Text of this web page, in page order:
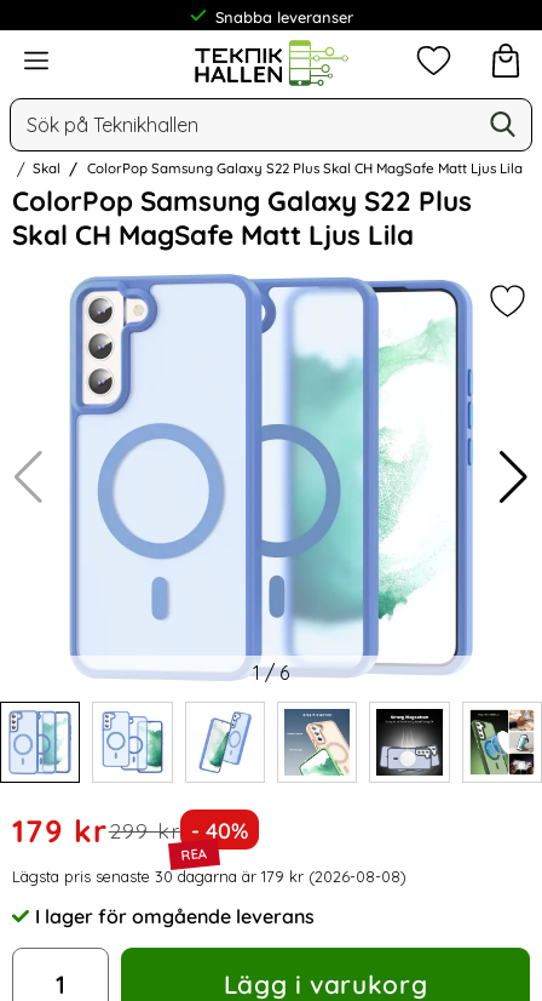
Snabba leveranser
Frakt från 19 kr
Meny
Sök
Mina
Skal ColorPop Samsung Galaxy S22 Plus Skal CH MagSafe Matt Ljus Lila
ColorPop Samsung Galaxy S22 Plus
Skal CH MagSafe Matt Ljus Lila
Hoppa
över
Bilder
1/6
Handla denna produkt ColorPop Samsung Galaxy S22
rea pris
179 krtidigare pris
299 kr Priset är nedsatt med
- 40%
Prishistorik
Lägsta pris senaste 30 dagarna är 179 kr (2026-08-08)
Tillgänglighet:
I lager för omgående leverans
antal
Lägg i varukorg